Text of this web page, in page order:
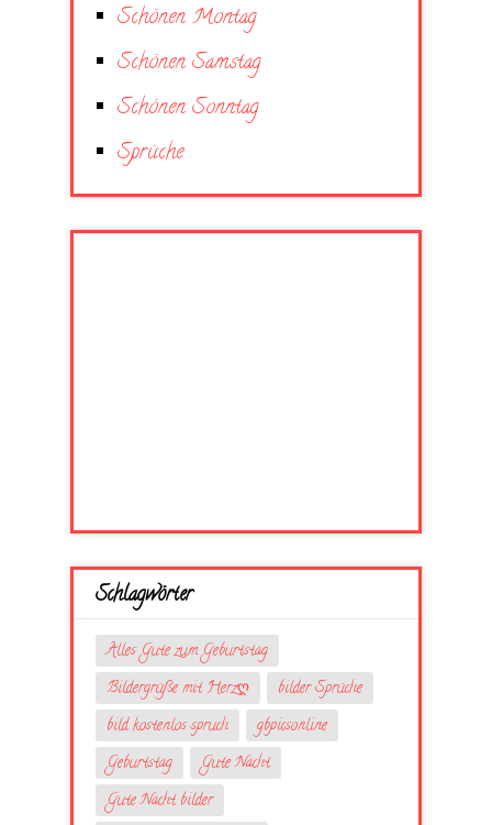
Schönen Montag
Schönen Samstag
Schönen Sonntag
Sprüche
Schlagwörter
Alles Gute zum Geburtstag
Bildergrüße mit Herzღ
bilder Sprüche
bild kostenlos spruch
gbpicsonline
Geburtstag
Gute Nacht
Gute Nacht bilder